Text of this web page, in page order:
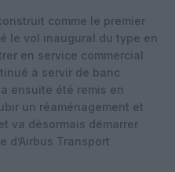
comme le premier
le vol inaugural du type en
en service commercial
à servir de banc
ensuite été remis en
un réaménagement et
va désormais démarrer
d’Airbus Transport